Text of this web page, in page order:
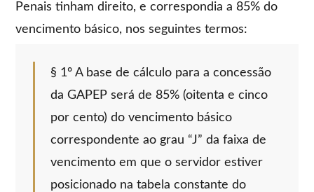
Penais tinham direito, e correspondia a 85% do
vencimento básico, nos seguintes termos:
§ 1º A base de cálculo para a concessão
da GAPEP será de 85% (oitenta e cinco
por cento) do vencimento básico
correspondente ao grau “J” da faixa de
vencimento em que o servidor estiver
posicionado na tabela constante do